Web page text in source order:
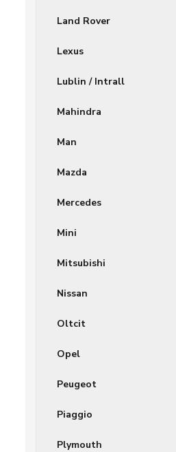
Land Rover
Lexus
Lublin / Intrall
Mahindra
Man
Mazda
Mercedes
Mini
Mitsubishi
Nissan
Oltcit
Opel
Peugeot
Piaggio
Plymouth